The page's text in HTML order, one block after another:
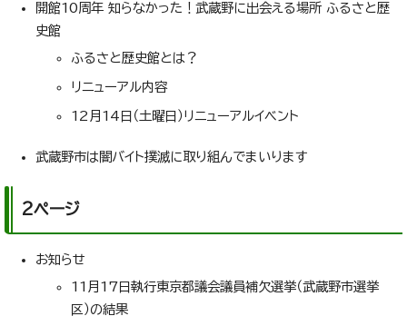
開館10周年 知らなかった！武蔵野に出会える場所 ふるさと歴
史館
ふるさと歴史館とは？
リニューアル内容
12月14日（土曜日）リニューアルイベント
武蔵野市は闇バイト撲滅に取り組んでまいります
2ページ
お知らせ
11月17日執行東京都議会議員補欠選挙（武蔵野市選挙
区）の結果